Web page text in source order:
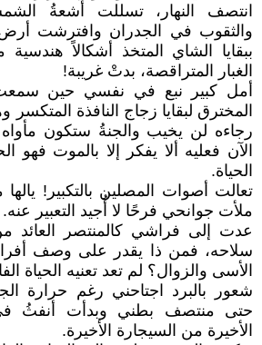
انتصف النهار، تسللت أشعةُ
والثقوب في الجدران وافترشت أرض
ببقايا الشاي المتخذ أشكالاً
الغبار المتراقصة، بدتْ غريبة!
أمل كبير نبع في نفسي حين
المخترق لبقايا زجاج النافذة المتكسر
رجاءه لن يخيب والجنةُ ستكون
الآن فعليه ألا يفكر إلا بالموت فهو
الحياة.
تعالت أصوات المصلين بالتكبير!
ملأت جوانحي فرحًا لا أُجيد التعبير عنه.
عدت إلى فراشي كالمنتصر العائد
سلاحه، فمن ذا يقدر على وصف
الأسى والزوال؟ لم تعد تعنيه الحياة
شعور بالبرد اجتاحني رغم حرارة
حتى منتصف بطني وبدأت أنفثُ في
الأخيرة من السيجارة الأخيرة.